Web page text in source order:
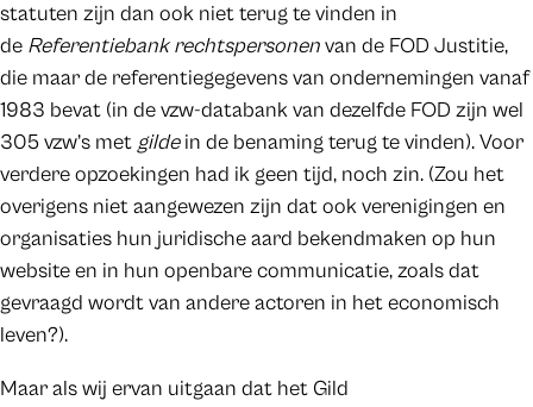
statuten zijn dan ook niet terug te vinden in
de Referentiebank rechtspersonenvan de FOD Justitie,
die maar de referentiegegevens van ondernemingen vanaf
1983 bevat (in de vzw-databank van dezelfde FOD zijn wel
305 vzw’s met gildein de benaming terug te vinden). Voor
verdere opzoekingen had ik geen tijd, noch zin. (Zou het
overigens niet aangewezen zijn dat ook verenigingen en
organisaties hun juridische aard bekendmaken op hun
website en in hun openbare communicatie, zoals dat
gevraagd wordt van andere actoren in het economisch
leven?).
Maar als wij ervan uitgaan dat het Gild